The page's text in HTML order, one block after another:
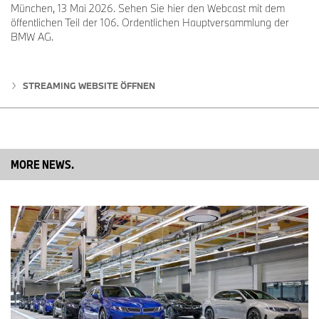
von hoher Qualität sowie in starke lokale Innovationsfähigkeiten
und stärkt damit die langfristige Entwicklungsbasis des
Unternehmens in China weiter.
Digitalisierung und KI treiben die nächste Stufe intelligenter
Fertigung
Technologien umfassend in alle Produktionsprozesse in den
Werken am Standort Shenyang integriert. Durch den Einsatz
und die betriebliche Koordination und sorgt so für effizientere,
stabilere und qualitativ hochwertigere Fertigungsprozesse.
Aufbauend auf seinem Produktionsstandort in Shenyang treibt
BMW die tiefe Integration von intelligenter Fertigung,
Digitalisierung und Nachhaltigkeit weiter voran und setzt damit
Maßstäbe für eine hochwertige Entwicklung im Premium-
Automobilsektor, während gleichzeitig ein Beitrag zur
München, 13 Mai 2026. Sehen Sie hier den Webcast mit dem
öffentlichen Teil der 106. Ordentlichen Hauptversammlung der
BMW AG.
STREAMING WEBSITE ÖFFNEN
MORE NEWS.